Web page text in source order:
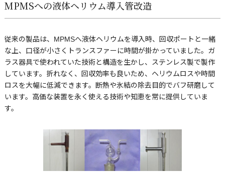
MPMSへの液体ヘリウム導入管改造
従来の製品は、MPMSへ液体ヘリウムを導入時、回収ポートと一緒
な上、口径が小さくトランスファーに時間が掛かっていました。ガ
ラス器具で使われていた技術と構造を生かし、ステンレス製で製作
しています。折れなく、回収効率も良いため、ヘリウムロスや時間
ロスを大幅に低減できます。断熱や氷結の除去目的でバフ研磨して
います。高価な装置を永く使える技術や知恵を常に提供していま
す。